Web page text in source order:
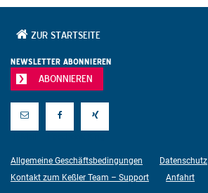
ZUR STARTSEITE
NEWSLETTER ABONNIEREN
ABONNIEREN
Allgemeine Geschäftsbedingungen Datenschutz
Kontakt zum Keßler Team – Support
Anfahrt